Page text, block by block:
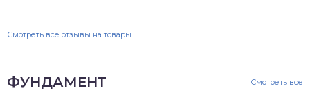
Смотреть все отзывы на товары
ФУНДАМЕНТ Смотреть все